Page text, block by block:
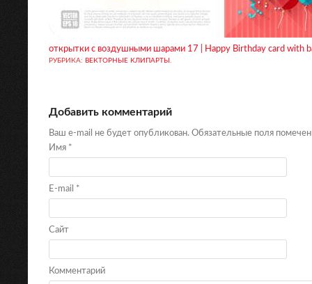
открытки с воздушными шарами 17 | Happy Birthday card with
РУБРИКА: ВЕКТОРНЫЕ КЛИПАРТЫ
Добавить комментарий
Ваш e-mail не будет опубликован. Обязательные поля
Имя *
E-mail *
Сайт
Комментарий